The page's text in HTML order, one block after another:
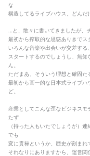
な
構造してるライブハウス、どんだ
…と、散々に書いてきましたが、
最初から搾取的な思惑ありきでス
いろんな音楽や出会いが交差す
スタートするのでしょうし、無
ん。
ただまあ、そういう理想と確固
最初から画一的な日本式ライブ
ど。
産業としてこんな歪なビジネス
たず
（持った人もいたでしょうが）
でも
変に貫禄というか、歴史が刻ま
それなりにありますから、運営